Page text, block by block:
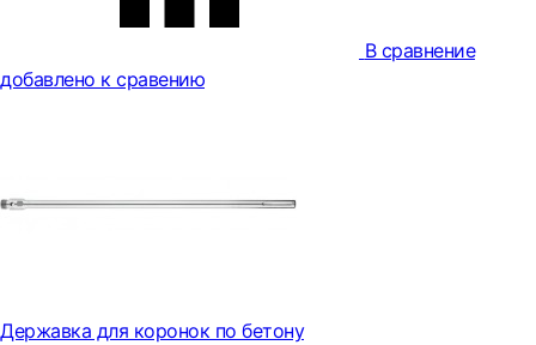
В сравнение
добавлено к сравению
Державка для коронок по бетону